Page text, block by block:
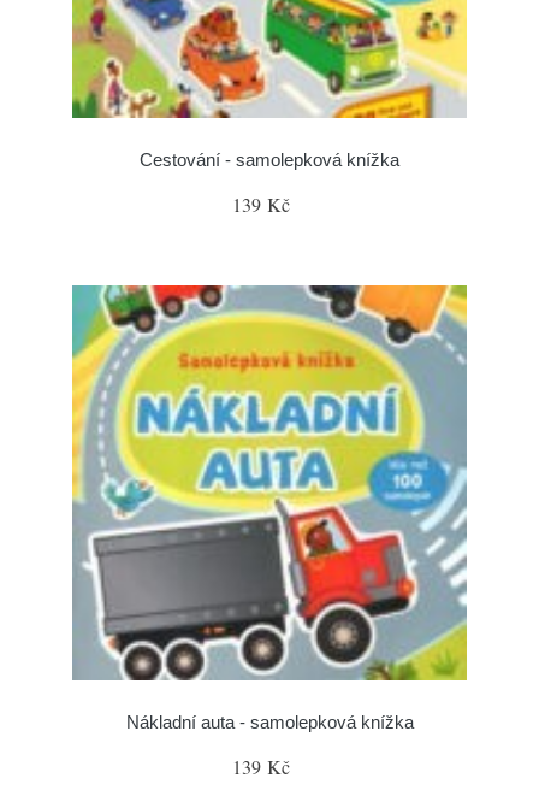
Cestování - samolepková knížka
139 Kč
Nákladní auta - samolepková knížka
139 Kč